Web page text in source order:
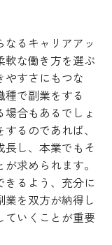
るキャリアアッ
軟な働き方を選ぶ
やすさにもつな
で副業をする
合もあるでしょ
るのであれば、
し、本業でもそ
求められます。
きるよう、充分に
を双方が納得し
ていくことが重要